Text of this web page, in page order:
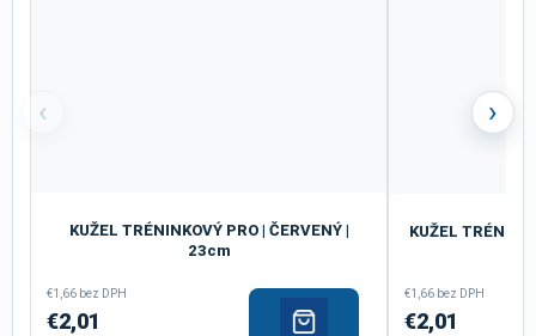
‹
KUŽEL TRÉNINKOVÝ PRO | ČERVENÝ |
23cm
€1,66 bez DPH
€2,01
KUŽEL
€1,66 bez DPH
€2,01
›